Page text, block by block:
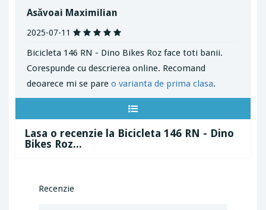
Asăvoai Maximilian
2025-07-11
Bicicleta 146 RN - Dino Bikes Roz face toti banii.
Corespunde cu descrierea online. Recomand
deoarece mi se pare o varianta de prima clasa.
Lasa o recenzie la Bicicleta 146 RN - Dino
Bikes Roz...
Recenzie